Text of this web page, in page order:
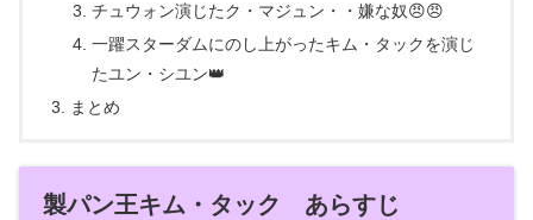
チュウォン演じたク・マジュン・・嫌な奴😠😠
一躍スターダムにのし上がったキム・タックを演じ
たユン・シユン👑
まとめ
製パン王キム・タック あらすじ